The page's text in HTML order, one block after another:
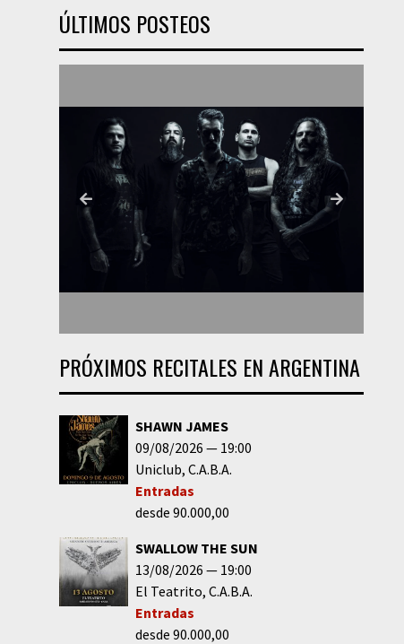
ÚLTIMOS POSTEOS
PRÓXIMOS RECITALES EN ARGENTINA
SHAWN JAMES
09/08/2026
19:00
Uniclub C.A.B.A.
Entradas
desde 90.000,00
SWALLOW THE SUN
13/08/2026
19:00
El Teatrito C.A.B.A.
Entradas
desde 90.000,00